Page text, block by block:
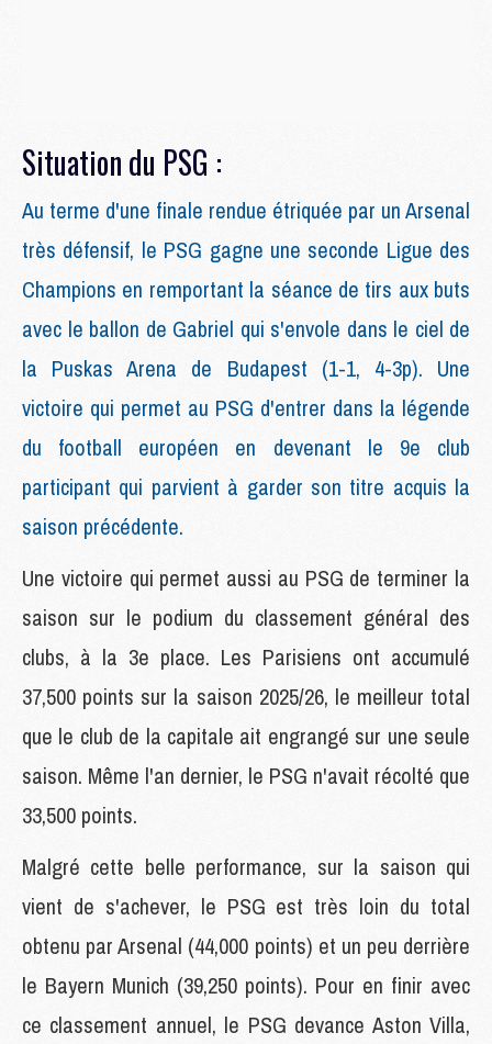
Situation du PSG :
Au terme d'une finale rendue étriquée par un Arsenal
très défensif, le PSG gagne une seconde Ligue des
Champions en remportant la séance de tirs aux buts
avec le ballon de Gabriel qui s'envole dans le ciel de
la Puskas Arena de Budapest (1-1, 4-3p). Une
victoire qui permet au PSG d'entrer dans la légende
du football européen en devenant le 9e club
participant qui parvient à garder son titre acquis la
saison précédente.
Une victoire qui permet aussi au PSG de terminer la
saison sur le podium du classement général des
clubs, à la 3e place. Les Parisiens ont accumulé
37,500 points sur la saison 2025/26, le meilleur total
que le club de la capitale ait engrangé sur une seule
saison. Même l'an dernier, le PSG n'avait récolté que
33,500 points.
Malgré cette belle performance, sur la saison qui
vient de s'achever, le PSG est très loin du total
obtenu par Arsenal (44,000 points) et un peu derrière
le Bayern Munich (39,250 points). Pour en finir avec
ce classement annuel, le PSG devance Aston Villa,